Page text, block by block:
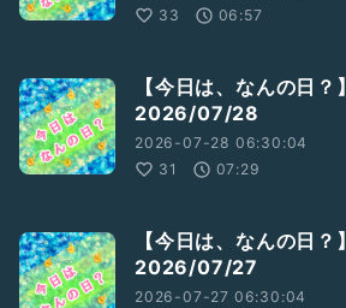
33
06:57
【今日は、なんの日？】
2026/07/28
2026-07-28 06:30:04
31
07:29
【今日は、なんの日？】
2026/07/27
2026-07-27 06:30:04